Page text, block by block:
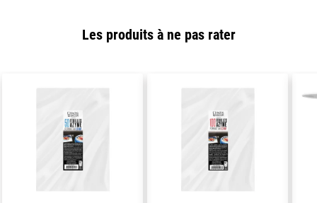
Les produits à ne pas rater